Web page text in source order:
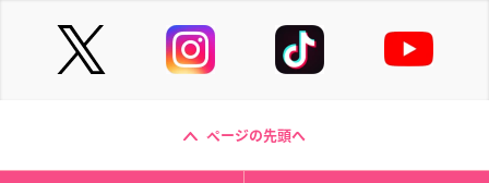
ページの先頭へ